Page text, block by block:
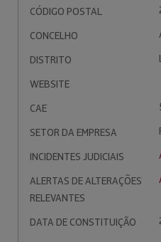
CÓDIGO POSTAL
CONCELHO
DISTRITO
WEBSITE
CAE
SETOR DA EMPRESA
INCIDENTES JUDICIAIS
ALERTAS DE ALTERAÇÕES
RELEVANTES
DATA DE CONSTITUIÇÃO